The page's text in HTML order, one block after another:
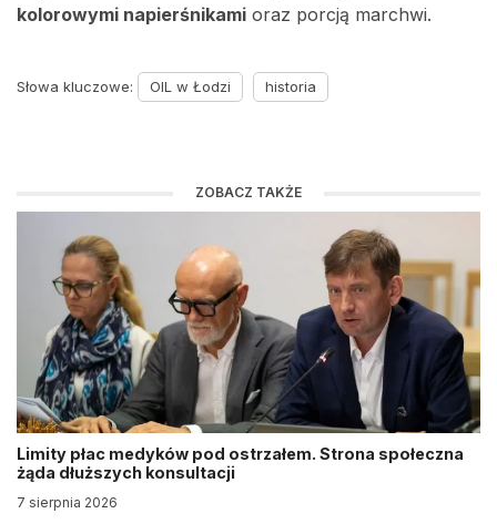
kolorowymi napierśnikami oraz porcją marchwi.
Słowa kluczowe: OIL w Łodzi historia
ZOBACZ TAKŻE
Limity płac medyków pod ostrzałem. Strona społeczna
żąda dłuższych konsultacji
7 sierpnia 2026